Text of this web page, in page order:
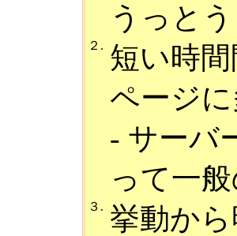
うっとう
２. 短い時
ページ
- サーバ
って一
３. 挙動か